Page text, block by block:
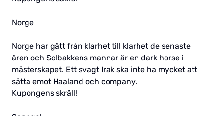
Norge
Norge har gått från klarhet till klarhet de senaste
åren och Solbakkens mannar är en dark horse i
mästerskapet. Ett svagt Irak ska inte ha mycket att
sätta emot Haaland och company.
Kupongens skräll!